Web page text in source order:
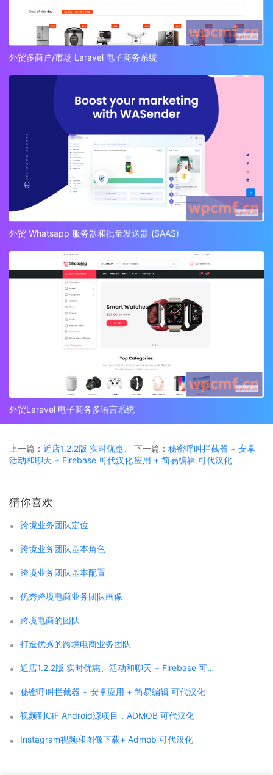
外贸多商户/市场 Laravel 电子商务系统
外贸 Whatsapp 服务器和批量发送器 (SAAS)
外贸Laravel 电子商务多语言系统
上一篇： 近店1.2.2版 实时优惠、
活动和聊天 + Firebase 可代汉化
下一篇： 秘密呼叫拦截器 + 安卓
应用 + 简易编辑 可代汉化
猜你喜欢
跨境业务团队定位
跨境业务团队基本角色
跨境业务团队基本配置
优秀跨境电商业务团队画像
跨境电商的团队
打造优秀的跨境电商业务团队
近店1.2.2版 实时优惠、活动和聊天 + Firebase 可代汉化
秘密呼叫拦截器 + 安卓应用 + 简易编辑 可代汉化
视频到GIF Android源项目，ADMOB 可代汉化
Instagram视频和图像下载+ Admob 可代汉化